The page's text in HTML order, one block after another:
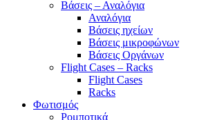
Βάσεις – Αναλόγια
Αναλόγια
Βάσεις ηχείων
Βάσεις μικροφώνων
Βάσεις Οργάνων
Flight Cases – Racks
Flight Cases
Racks
Φωτισμός
Ρομποτικά